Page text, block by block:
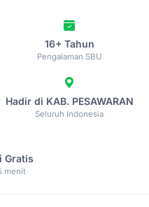
16+ Tahun
Pengalaman SBU
Hadir di KAB. PESAWARAN
Seluruh Indonesia
Gratis
menit